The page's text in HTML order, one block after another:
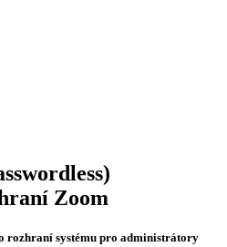
Zoom
rozhraní systému pro administrátory